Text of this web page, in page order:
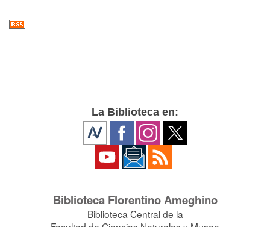
La Biblioteca en:
Biblioteca Florentino Ameghino
Biblioteca Central de la